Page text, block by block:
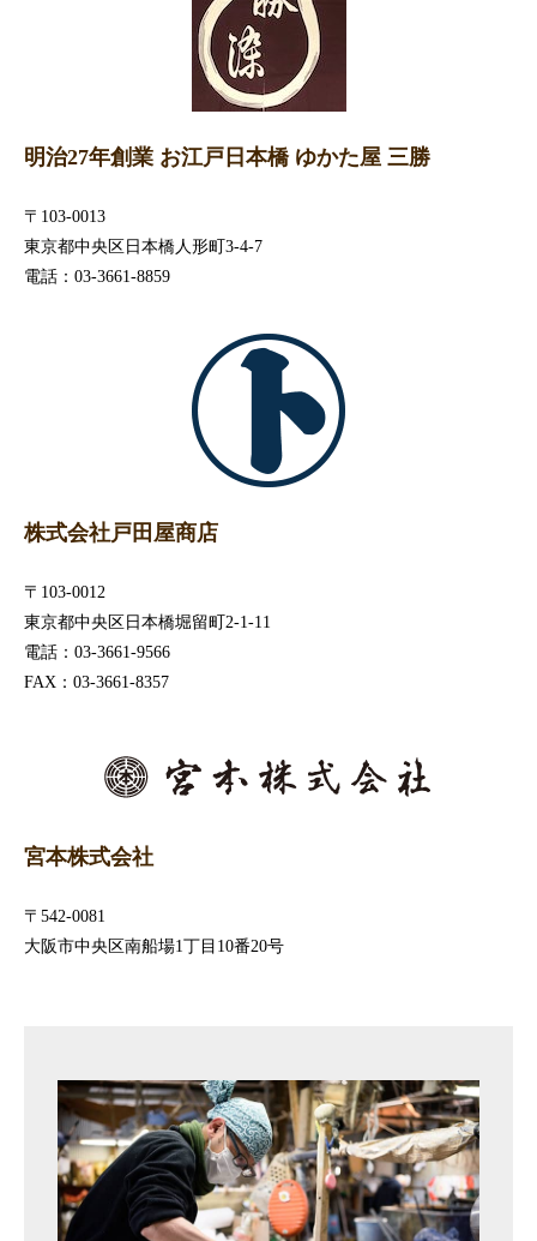
明治27年創業 お江戸日本橋 ゆかた屋 三勝
〒103-0013
東京都中央区日本橋人形町3-4-7
電話：03-3661-8859
株式会社戸田屋商店
〒103-0012
東京都中央区日本橋堀留町2-1-11
電話：03-3661-9566
FAX：03-3661-8357
宮本株式会社
〒542-0081
大阪市中央区南船場1丁目10番20号